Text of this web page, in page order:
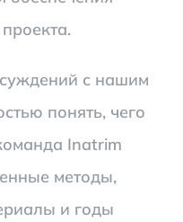
с нашим
понять, чего
Inatrim
методы,
и годы